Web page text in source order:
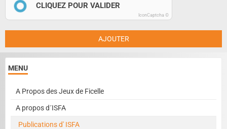
CLIQUEZ POUR VALIDER
IconCaptcha ©
AJOUTER
MENU
A Propos des Jeux de Ficelle
A propos d´ISFA
Publications d' ISFA